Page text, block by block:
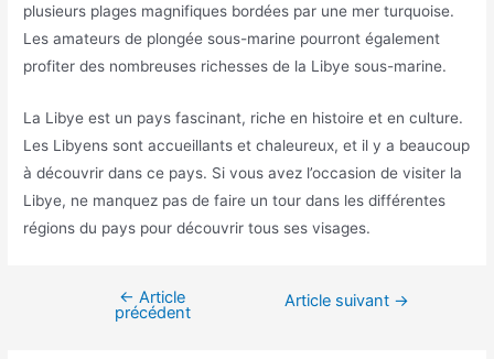
plusieurs plages magnifiques bordées par une mer turquoise.
Les amateurs de plongée sous-marine pourront également
profiter des nombreuses richesses de la Libye sous-marine.
La Libye est un pays fascinant, riche en histoire et en culture.
Les Libyens sont accueillants et chaleureux, et il y a beaucoup
à découvrir dans ce pays. Si vous avez l’occasion de visiter la
Libye, ne manquez pas de faire un tour dans les différentes
régions du pays pour découvrir tous ses visages.
Navigation
← Article
précédent
Article suivant →